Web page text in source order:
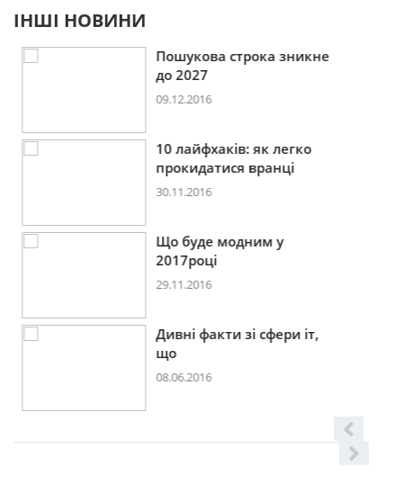
ІНШІ НОВИНИ
Пошукова строка зникне
до 2027
09.12.2016
10 лайфхаків: як легко
прокидатися вранці
30.11.2016
Що буде модним у
2017році
29.11.2016
Дивні факти зі сфери іт,
що
08.06.2016